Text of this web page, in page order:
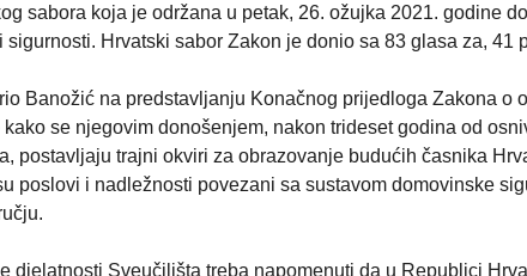
sabora koja je održana u petak, 26. ožujka 2021. godine
sigurnosti. Hrvatski sabor Zakon je donio sa 83 glasa za, 41
Banožić na predstavljanju Konačnog prijedloga Zakona o
se njegovim donošenjem, nakon trideset godina od
postavljaju trajni okviri za obrazovanje budućih časnika
poslovi i nadležnosti povezani sa sustavom domovinske
djelatnosti Sveučilišta treba napomenuti da u Republici